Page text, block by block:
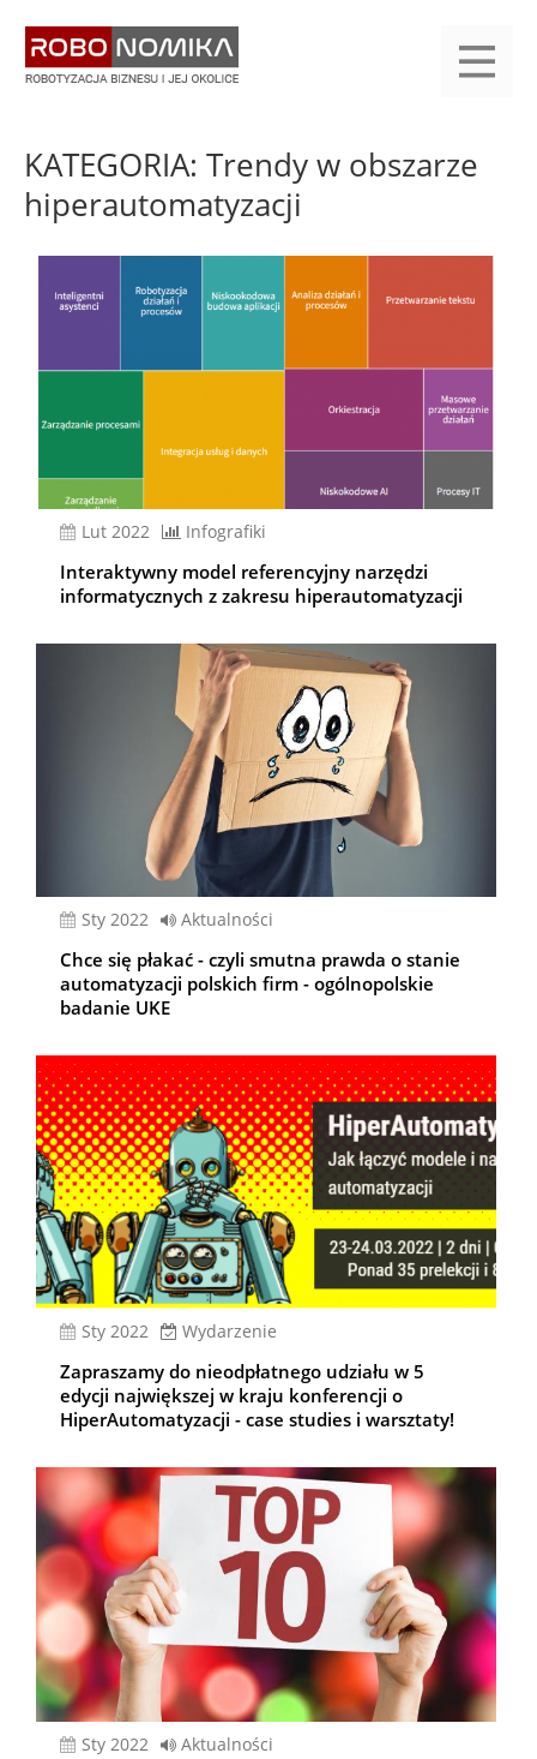
treści
yasne
main
menu
KATEGORIA: Trendy w obszarze
hiperautomatyzacji
lut 2022 Infografiki
Interaktywny model referencyjny narzędzi
informatycznych z zakresu hiperautomatyzacji
sty 2022 Aktualności
Chce się płakać - czyli smutna prawda o stanie
automatyzacji polskich firm - ogólnopolskie
badanie UKE
sty 2022 Wydarzenie
Zapraszamy do nieodpłatnego udziału w 5
edycji największej w kraju konferencji o
HiperAutomatyzacji - case studies i warsztaty!
sty 2022 Aktualności